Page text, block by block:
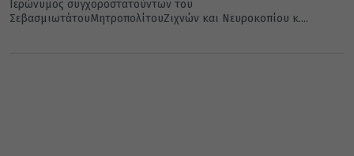
Ιερώνυμος συγχοροστατούντων του
ΣεβασμιωτάτουΜητροπολίτουΖιχνών και Νευροκοπίου κ....